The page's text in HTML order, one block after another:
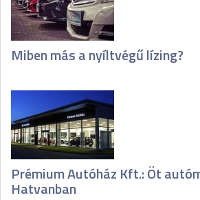
Miben más a nyíltvégű lízing?
Prémium Autóház Kft.: Öt
Hatvanban